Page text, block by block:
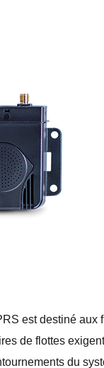
est destiné
de flottes
du